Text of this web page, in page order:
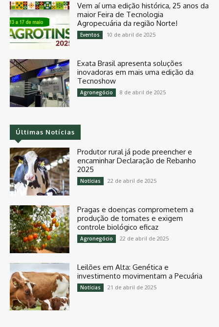
Vem aí uma edição histórica, 25 anos da
maior Feira de Tecnologia
Agropecuária da região Norte!
Eventos 10 de abril de 2025
Exata Brasil apresenta soluções
inovadoras em mais uma edição da
Tecnoshow
Agronegócio 8 de abril de 2025
Últimas Notícias
Produtor rural já pode preencher e
encaminhar Declaração de Rebanho
2025
Notícias 22 de abril de 2025
Pragas e doenças comprometem a
produção de tomates e exigem
controle biológico eficaz
Agronegócio 22 de abril de 2025
Leilões em Alta: Genética e
investimento movimentam a Pecuária
Notícias 21 de abril de 2025